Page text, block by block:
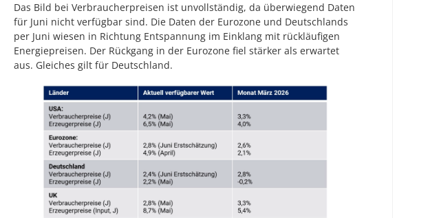
Das Bild bei Verbraucherpreisen ist unvollständig, da überwiegend Daten
für Juni nicht verfügbar sind. Die Daten der Eurozone und Deutschlands
per Juni wiesen in Richtung Entspannung im Einklang mit rückläufigen
Energiepreisen. Der Rückgang in der Eurozone fiel stärker als erwartet
aus. Gleiches gilt für Deutschland.